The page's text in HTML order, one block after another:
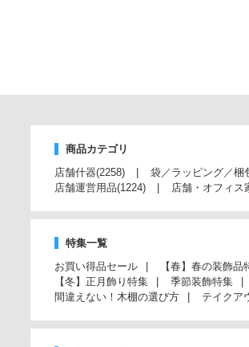
商品カテゴリ
店舗什器(2258) 袋／ラッピング／梱
店舗運営用品(1224) 店舗・オフィス
特集一覧
お買い得品セール
【春】春の装飾品
【冬】正月飾り特集
季節装飾特集
間違えない！木棚の選び方
テイクア